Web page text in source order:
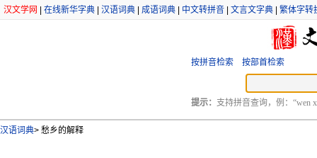
汉文学网 在线新华字典 汉语词典 成语词典 中文转拼音 文言文字典 繁体字转
按拼音检索 按部首检索
提示： 支持拼音查询，例：“wen
汉语词典> 愁乡的解释